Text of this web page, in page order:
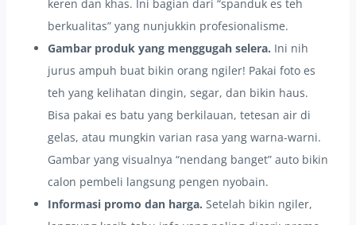
keren dan khas. Ini bagian dari “spanduk es teh
berkualitas” yang nunjukkin profesionalisme.
Gambar produk yang menggugah selera. Ini nih
jurus ampuh buat bikin orang ngiler! Pakai foto es
teh yang kelihatan dingin, segar, dan bikin haus.
Bisa pakai es batu yang berkilauan, tetesan air di
gelas, atau mungkin varian rasa yang warna-warni.
Gambar yang visualnya “nendang banget” auto bikin
calon pembeli langsung pengen nyobain.
Informasi promo dan harga. Setelah bikin ngiler,